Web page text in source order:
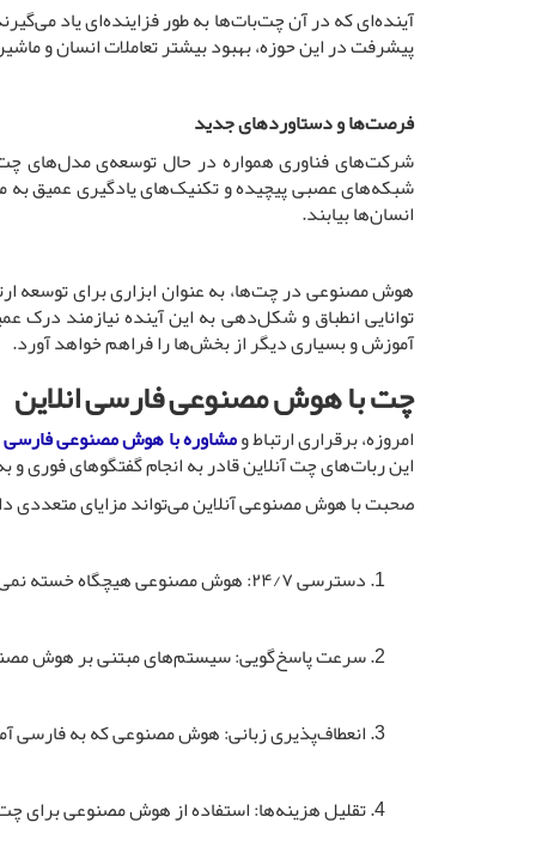
آینده‌ای که در آن چت‌بات‌ها به طور فزاینده‌ای یاد
پیشرفت در این حوزه، بهبود بیشتر تعاملات انسان و
فرصت‌ها و دستاوردهای جدید
شرکت‌های فناوری همواره در حال توسعه‌ی مدل‌های
شبکه‌های عصبی پیچیده و تکنیک‌های یادگیری عمیق به
انسان‌ها بیابند.
هوش مصنوعی در چت‌ها، به عنوان ابزاری برای توسعه
توانایی انطباق و شکل‌دهی به این آینده نیازمند
آموزش و بسیاری دیگر از بخش‌ها را فراهم خواهد آورد.
چت با هوش مصنوعی فارسی انلاین
امروزه، برقراری ارتباط ومشاوره با هوش مصنوعی فارسی
این ربات‌های چت آنلاین قادر به انجام گفتگوهای فوری
صحبت با هوش مصنوعی آنلاین می‌تواند مزایای متعددی
دسترسی ۲۴/۷: هوش مصنوعی هیچگاه خسته نمی‌شود و نیازی به خواب ندارد، بنابراین می‌توان هر زمان از شبانه‌روز، حتی در تعطیلات و آخر هفته‌ها، با آن تعامل داشت.
سرعت پاسخ‌گویی: سیستم‌های مبتنی بر هوش
انعطاف‌پذیری زبانی: هوش مصنوعی که به فارسی
تقلیل هزینه‌ها: استفاده از هوش مصنوعی برای